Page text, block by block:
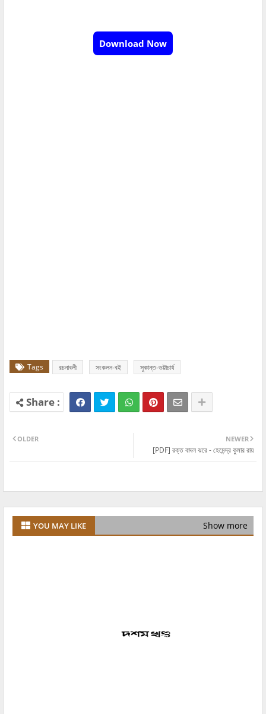
Download Now
Tags রচনাবলী সংকলন-বই সুকান্ত-ভট্টাচার্য
NEWER
[PDF] রক্ত বাদল ঝরে - হেমেন্দ্র কুমার রায়
OLDER
YOU MAY LIKE Show more